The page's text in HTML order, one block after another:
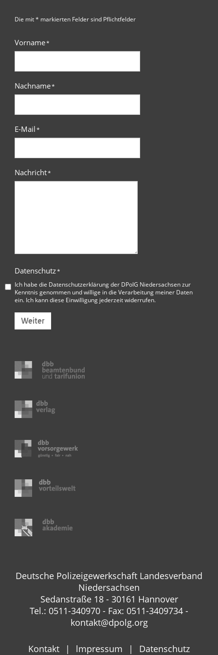
Die mit * markierten Felder sind Pflichtfelder
Vorname*
Nachname*
E-Mail*
Nachricht*
Datenschutz*
Ich habe die Datenschutzerklärung der DPolG Niedersachsenzur
Kenntnis genommen und willige in die Verarbeitung meiner Daten
ein. Ich kann diese Einwilligung jederzeit widerrufen.
Weiter
Deutsche Polizeigewerkschaft Landesverband
Niedersachsen
Sedanstraße 18 - 30161 Hannover
Tel.: 0511-340970 - Fax: 0511-3409734 -
kontakt@dpolg.org
Kontakt lmpressum Datenschutz